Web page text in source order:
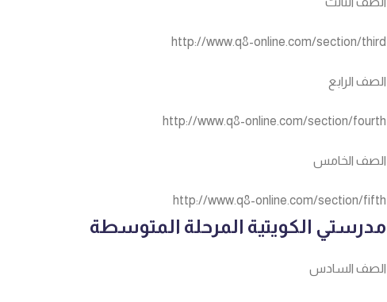
http://www.q8-online.com/section/third
الصف الرابع
http://www.q8-online.com/section/fourth
الصف الخامس
http://www.q8-online.com/section/fifth
مدرستي الكويتية المرحلة المتوسطة
الصف السادس